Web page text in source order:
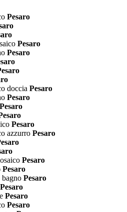
Pesaro
Pesaro
Pesaro
doccia Pesaro
Pesaro
Pesaro
Pesaro
azzurro Pesaro
Pesaro
Pesaro
bagno Pesaro
Pesaro
Pesaro
Pesaro